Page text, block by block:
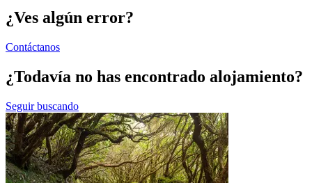
¿Ves algún error?
Contáctanos
¿Todavía no has encontrado alojamiento?
Seguir buscando